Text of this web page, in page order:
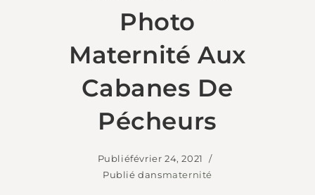
Photo
Maternité Aux
Cabanes De
Pécheurs
Publiéfévrier 24, 2021
Publié dansmaternité